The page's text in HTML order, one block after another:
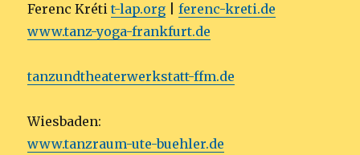
Ferenc Krétit-lap.org |ferenc-kreti.de
www.tanz-yoga-frankfurt.de
tanzundtheaterwerkstatt-ffm.de
Wiesbaden:
www.tanzraum-ute-buehler.de